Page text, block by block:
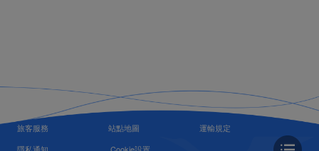
旅客服務 站點地圖
運輸規定
隱私通知
Cookie設置